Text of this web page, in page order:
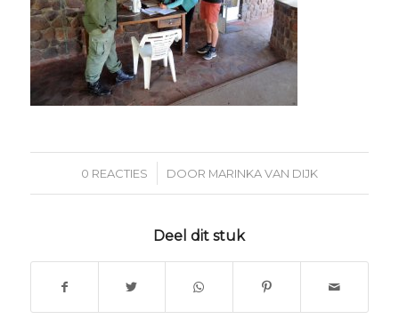
0 REACTIES
/ DOOR MARINKA VAN DIJK
Deel dit stuk